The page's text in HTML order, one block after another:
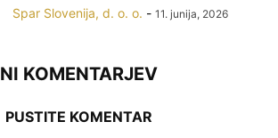
Spar Slovenija, d. o. o. - 11. junija, 2026
NI KOMENTARJEV
PUSTITE KOMENTAR